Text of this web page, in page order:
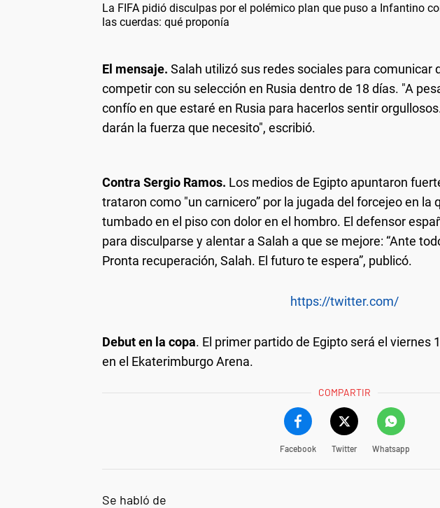
La FIFA pidió disculpas por el polémico plan que puso a Infantino
las cuerdas: qué proponía
El mensaje. Salah utilizó sus redes sociales para comunicar
competir con su selección en Rusia dentro de 18 días. "A
confío en que estaré en Rusia para hacerlos sentir
darán la fuerza que necesito", escribió.
Contra Sergio Ramos. Los medios de Egipto apuntaron
trataron como "un carnicero” por la jugada del forcejeo en la
tumbado en el piso con dolor en el hombro. El defensor
para disculparse y alentar a Salah a que se mejore: “Ante
Pronta recuperación, Salah. El futuro te espera”, publicó.
https://twitter.com/
Debut en la copa. El primer partido de Egipto será el viernes
en el Ekaterimburgo Arena.
COMPARTIR
Facebook Twitter Whatsapp
Se habló de